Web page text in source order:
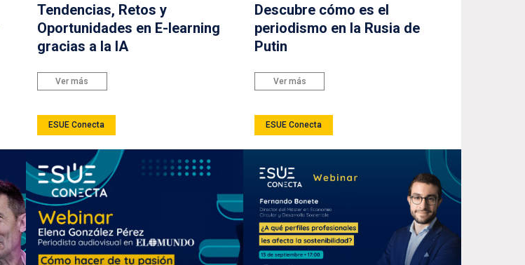
Tendencias, Retos y
Oportunidades en E-learning
gracias a la IA
Ver más
ESUE Conecta
Descubre cómo es el
periodismo en la Rusia de
Putin
Ver más
ESUE Conecta